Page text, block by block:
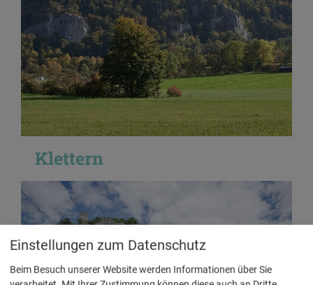
Klettern
Einstellungen zum Datenschutz
Beim Besuch unserer Website werden Informationen über Sie